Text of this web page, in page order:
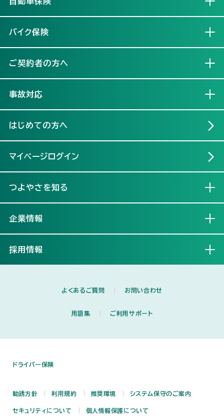
バイク保険
ご契約者の方へ
事故対応
はじめての方へ
マイページログイン
つよやさを知る
企業情報
採用情報
よくあるご質問 お問い合わせ
用語集 ご利用サポート
ドライバー保険
勧誘方針 利用規約 推奨環境 システム保守のご案内
セキュリティについて 個人情報保護について